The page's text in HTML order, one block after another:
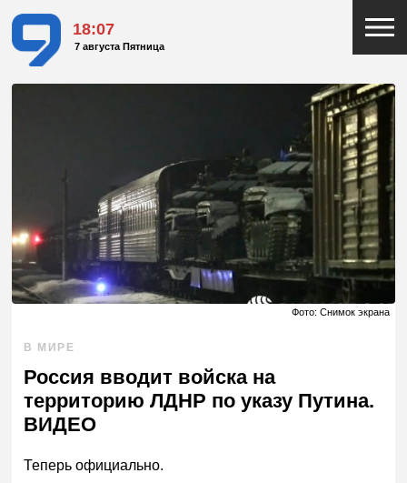
18:07
7 августа Пятница
Фото: Снимок экрана
В МИРЕ
Россия вводит войска на
территорию ЛДНР по указу Путина.
ВИДЕО
Теперь официально.